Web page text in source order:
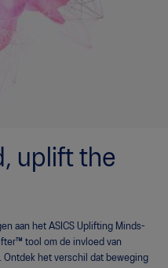
uplift the
aan het ASICS Uplifting Minds-
tool om de invloed van
het verschil dat beweging